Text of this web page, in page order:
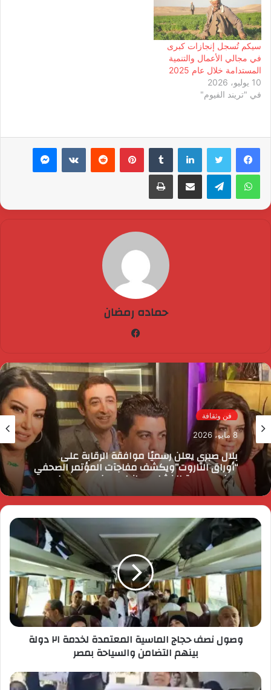
سيكم تُسجل إنجازات كبرى
في مجالي الأعمال والتنمية
المستدامة خلال عام 2025
10 يوليو، 2026
في "تريند الفيوم"
لينكدإن بينتيريست ماسنجر
واتساب تيلقرام مشاركة عبر البريد طباعة
حماده رمضان
فن وثقافة
8 مايو، 2026
بلال صبري يعلن رسميًا موافقة الرقابة على
“أوراق التاروت”ويكشف مفاجآت المؤتمر الصحفي
بحضور سمية الخشاب ورانيا يوسف ومي سليم
وصول نصف حجاج الماسية المعتمدة لخدمة ٢١ دولة
بينهم التضامن والسياحة بمصر